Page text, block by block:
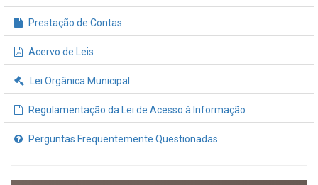
Prestação de Contas
Acervo de Leis
Lei Orgânica Municipal
Regulamentação da Lei de Acesso à Informação
Perguntas Frequentemente Questionadas